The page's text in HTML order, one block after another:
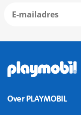
Over PLAYMOBIL